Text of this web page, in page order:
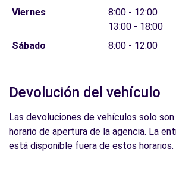
Viernes
8:00 - 12:00
13:00 - 18:00
Sábado
8:00 - 12:00
Devolución del vehículo
Las devoluciones de vehículos solo
horario de apertura de la agencia. La
está disponible fuera de estos horarios.